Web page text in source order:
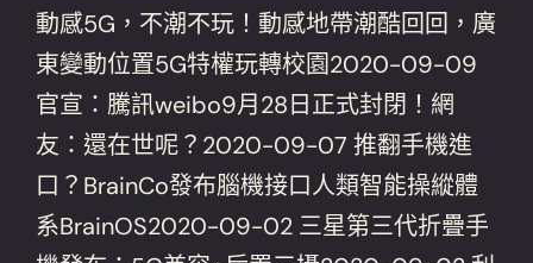
動感5G，不潮不玩！動感地帶潮酷回回，廣
東變動位置5G特權玩轉校園2020-09-09
官宣：騰訊weibo9月28日正式封閉！網
友：還在世呢？2020-09-07 推翻手機進
口？BrainCo發布腦機接口人類智能操縱體
系BrainOS2020-09-02 三星第三代折疊手